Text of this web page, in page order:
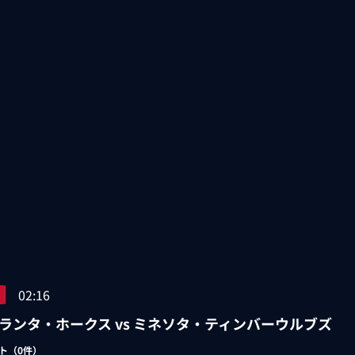
02:16
ンタ・ホークス vs ミネソタ・ティンバーウルブズ
（0件）